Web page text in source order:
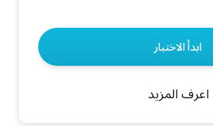
ابدأ الاختبار
اعرف المزيد